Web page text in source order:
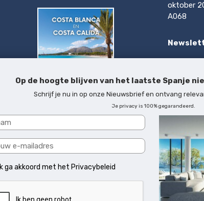
Download brochure
oktober
A068
Op de hoogte blijven van het laatste Spanje
Schrijf je nu in op onze Nieuwsbrief en ontvang
Je privacy is 100% gegarandeerd.
Ik ga akkoord met het Privacybeleid